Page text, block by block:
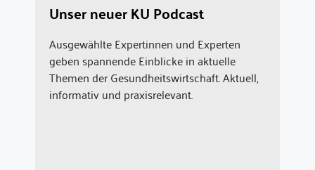
Unser neuer KU Podcast
Ausgewählte Expertinnen und Experten
geben spannende Einblicke in aktuelle
Themen der Gesundheitswirtschaft. Aktuell,
informativ und praxisrelevant.